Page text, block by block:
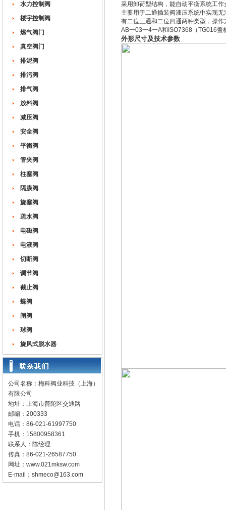
水力控制阀
楼宇控制阀
燃气阀门
真空阀门
排泥阀
排污阀
排气阀
放料阀
减压阀
安全阀
平衡阀
管夹阀
柱塞阀
隔膜阀
旋塞阀
疏水阀
电磁阀
电液阀
切断阀
调节阀
截止阀
蝶阀
闸阀
球阀
旋风式脱水器
公司名称：梅科阀业科技（上海）
有限公司
地址：上海市普陀区交通路
邮编：200333
电话：86-021-61997750
手机：15800958361
联系人：陈经理
传真：86-021-26587750
网址： www.021mksw.com
E-mail： shmeco@163.com
采用卸荷型结构，能自动平衡系统工
主要用于二通插装阀液压系统中实现
有二位三通和二位四通两种类型，操
AB一03一4一A和ISO7368（TG016盖
外形尺寸及技术参数